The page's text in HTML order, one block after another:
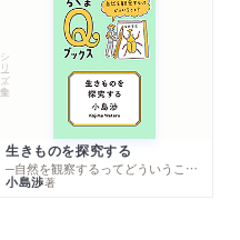
シリーズ・全集
生きものを探究する
─自然を観察するってどういうこと？
小島渉著